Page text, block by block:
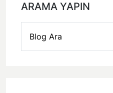
ARAMA YAPIN